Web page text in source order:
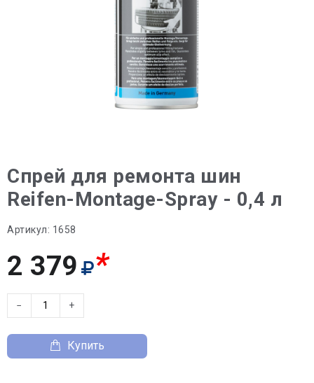
Спрей для ремонта шин
Reifen-Montage-Spray - 0,4 л
Артикул: 1658
2 379 *
− +
Купить